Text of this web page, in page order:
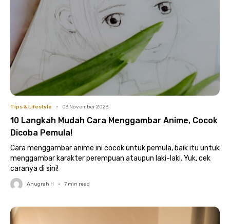
Tips & Lifestyle • 03 November 2023
10 Langkah Mudah Cara Menggambar Anime, Cocok
Dicoba Pemula!
Cara menggambar anime ini cocok untuk pemula, baik itu untuk
menggambar karakter perempuan ataupun laki-laki. Yuk, cek
caranya di sini!
Anugrah H • 7 min read